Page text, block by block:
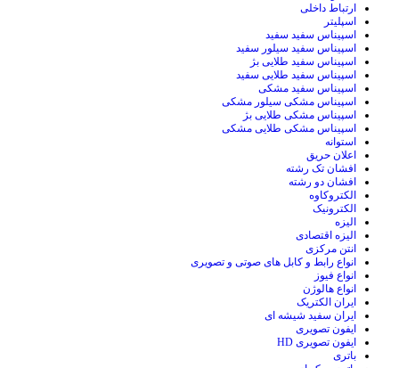
ارتباط داخلی
اسپلیتر
اسپیناس سفید سفید
اسپیناس سفید سیلور سفید
اسپیناس سفید طلایی بژ
اسپیناس سفید طلایی سفید
اسپیناس سفید مشکی
اسپیناس مشکی سیلور مشکی
اسپیناس مشکی طلایی بژ
اسپیناس مشکی طلایی مشکی
استوانه
اعلان حریق
افشان تک رشته
افشان دو رشته
الکتروکاوه
الکترونیک
الیزه
الیزه اقتصادی
انتن مرکزی
انواع رابط و کابل های صوتی و تصویری
انواع فیوز
انواع هالوژن
ایران الکتریک
ایران سفید شیشه ای
ایفون تصویری
ایفون تصویری HD
باتری